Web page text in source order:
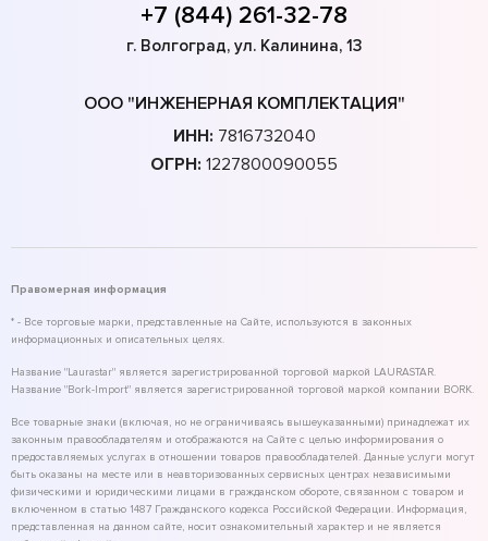
+7 (844) 261-32-78
г. Волгоград, ул. Калинина, 13
ООО "ИНЖЕНЕРНАЯ КОМПЛЕКТАЦИЯ"
ИНН: 7816732040
ОГРН: 1227800090055
Правомерная информация
* - Все торговые марки, представленные на Сайте, используются в законных
информационных и описательных целях.
Название "Laurastar" является зарегистрированной торговой маркой LAURASTAR.
Название "Bork-Import" является зарегистрированной торговой маркой компании BORK.
Все товарные знаки (включая, но не ограничиваясь вышеуказанными) принадлежат их
законным правообладателям и отображаются на Сайте с целью информирования о
предоставляемых услугах в отношении товаров правообладателей. Данные услуги могут
быть оказаны на месте или в неавторизованных сервисных центрах независимыми
физическими и юридическими лицами в гражданском обороте, связанном с товаром и
включенном в статью 1487 Гражданского кодекса Российской Федерации. Информация,
представленная на данном сайте, носит ознакомительный характер и не является